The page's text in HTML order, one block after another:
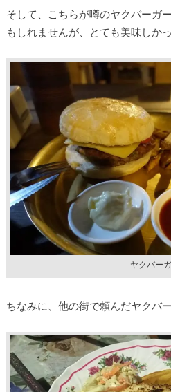
そして、こちらが噂のヤクバーガ
もしれませんが、とても美味しかっ
ヤクバー
ちなみに、他の街で頼んだヤクバ